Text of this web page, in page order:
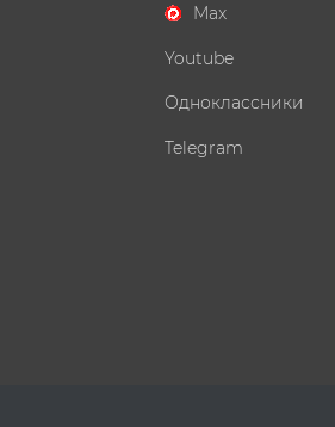
Max
Youtube
Одноклассники
Telegram